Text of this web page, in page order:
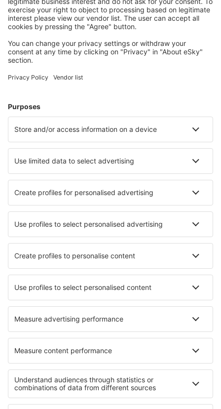
Unterkünfte, die Sie mögen
Wählen Sie aus über 1,3 Millionen Unterkünften: Hotels,
Meist gesuchte Hotels von eSky-Nutzern
Hotels in Rom Hotels in Neapel Hotels in Mailand
Hotels in Portoferraio Hotels in Palau
Hotels in Capannori Hotels in Terracina
Die besten Hotels - Städte
Hotels in Maywood Hotels in Trent
Hotels in Margaret River Hotels in St Germain
Hotels in Wroxall Hotels in Margonin Hotels in Kulob
Hotels in Dolomites Hotels in Val di Sole
Hotels in Les Deux Alpes
Hotels in Jostedalsbreen-Nationalpark